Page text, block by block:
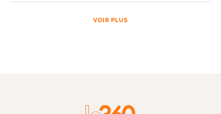
VOIR PLUS